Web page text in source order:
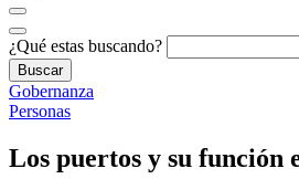
¿Qué estas buscando?
Gobernanza
Personas
Los puertos y su función